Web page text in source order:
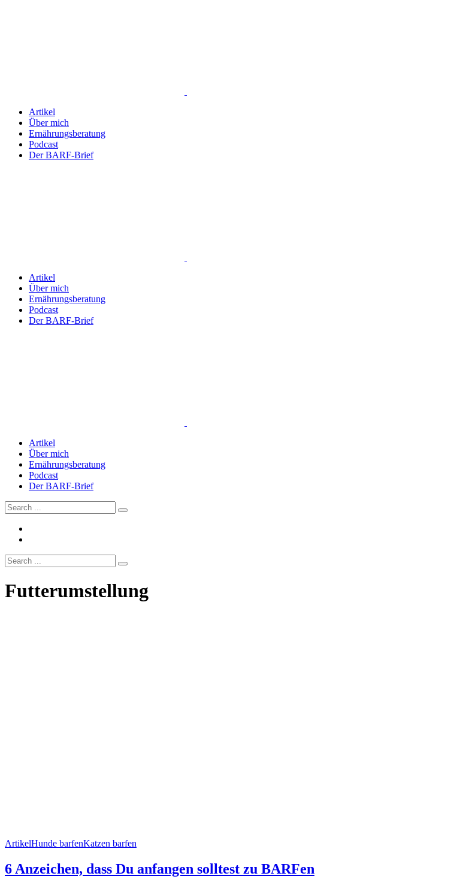
Artikel
Über mich
Ernährungsberatung
Podcast
Der BARF-Brief
Artikel
Über mich
Ernährungsberatung
Podcast
Der BARF-Brief
Artikel
Über mich
Ernährungsberatung
Podcast
Der BARF-Brief
Futterumstellung
ArtikelHunde barfenKatzen barfen
6 Anzeichen, dass Du anfangen solltest zu BARFen